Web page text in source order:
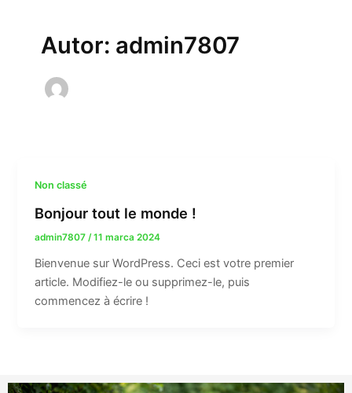
Autor: admin7807
Non classé
Bonjour tout le monde !
admin7807/11 marca 2024
Bienvenue sur WordPress. Ceci est votre premier
article. Modifiez-le ou supprimez-le, puis
commencez à écrire !